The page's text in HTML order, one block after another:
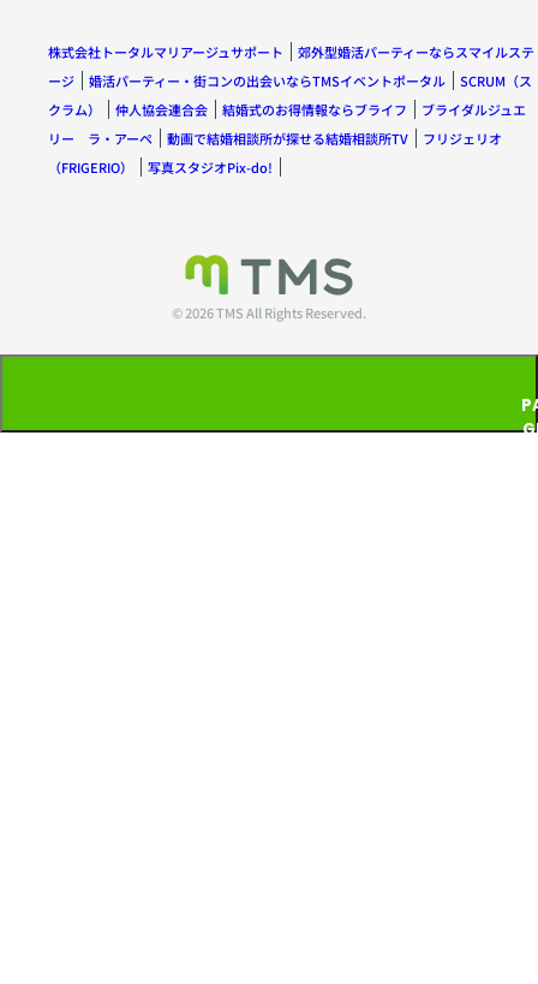
株式会社トータルマリアージュサポート
郊外型婚活パーティーならスマイルステ
ージ
婚活パーティー・街コンの出会いならTMSイベントポータル
SCRUM（ス
クラム）
仲人協会連合会 結婚式のお得情報ならブライフ
ブライダルジュエ
リー ラ・アーペ
動画で結婚相談所が探せる結婚相談所TV
フリジェリオ
（FRIGERIO）
写真スタジオPix-do!
© 2026 TMS All Rights Reserved.